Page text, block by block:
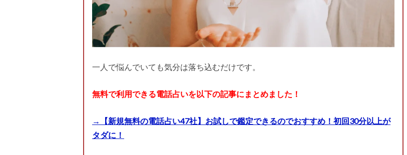
一人で悩んでいても気分は落ち込むだけです。
無料で利用できる電話占いを以下の記事にまとめました！
→【新規無料の電話占い47社】お試しで鑑定できるのでおすすめ！初回30分以上が
タダに！